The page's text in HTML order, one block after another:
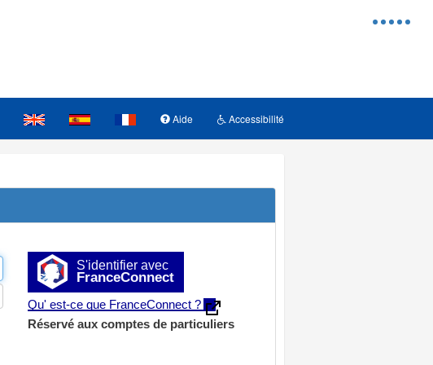
Menu
Aide Accessibilité
S'identifier avec
FranceConnect
Qu' est-ce que FranceConnect ?
Réservé aux comptes de particuliers